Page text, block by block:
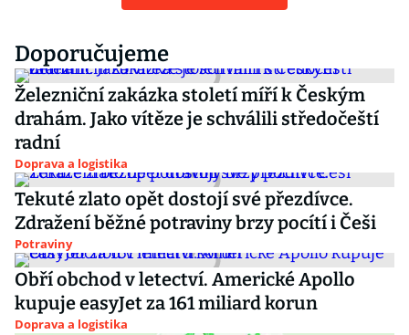
Doporučujeme
Železniční zakázka století míří k Českým
drahám. Jako vítěze je schválili středočeští
radní
Doprava a logistika
Tekuté zlato opět dostojí své přezdívce.
Zdražení běžné potraviny brzy pocítí i Češi
Potraviny
Obří obchod v letectví. Americké Apollo
kupuje easyJet za 161 miliard korun
Doprava a logistika